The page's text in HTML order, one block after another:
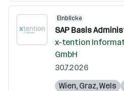
Einblicke
SAP Basis
x-tention
GmbH
30.7.2026
Wien, Graz,Wels